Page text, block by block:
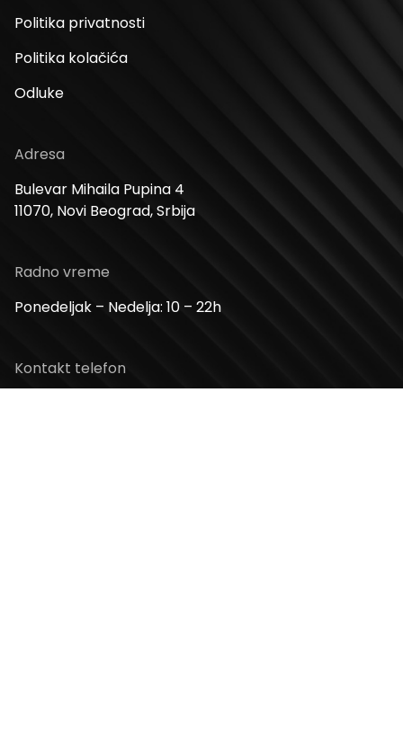
Politika privatnosti
Politika kolačića
Odluke
Adresa
Bulevar Mihaila Pupina 4
11070, Novi Beograd, Srbija
Radno vreme
Ponedeljak – Nedelja: 10 – 22h
Kontakt telefon